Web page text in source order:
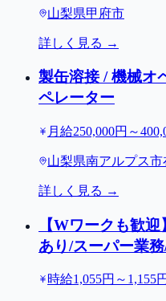
山梨県甲府市
詳しく見る →
製缶溶接 / 機械オ
ペレーター
月給250,000円～
山梨県南アルプス市
詳しく見る →
【Wワークも歓
あり/スーパー業
時給1,055円～1,155円